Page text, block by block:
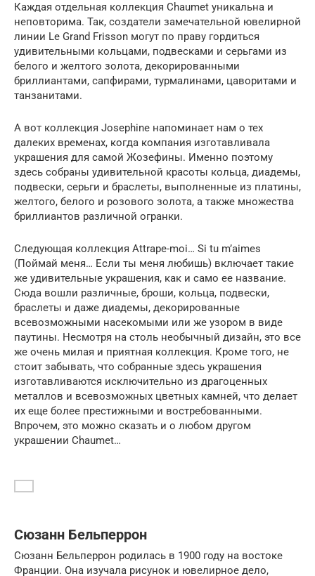
Каждая отдельная коллекция Chaumet уникальна и
неповторима. Так, создатели замечательной ювелирной
линии Le Grand Frisson могут по праву гордиться
удивительными кольцами, подвесками и серьгами из
белого и желтого золота, декорированными
бриллиантами, сапфирами, турмалинами, цаворитами и
танзанитами.
А вот коллекция Josephine напоминает нам о тех
далеких временах, когда компания изготавливала
украшения для самой Жозефины. Именно поэтому
здесь собраны удивительной красоты кольца, диадемы,
подвески, серьги и браслеты, выполненные из платины,
желтого, белого и розового золота, а также множества
бриллиантов различной огранки.
Следующая коллекция Attrape-moi… Si tu m’aimes
(Поймай меня… Если ты меня любишь) включает такие
же удивительные украшения, как и само ее название.
Сюда вошли различные, броши, кольца, подвески,
браслеты и даже диадемы, декорированные
всевозможными насекомыми или же узором в виде
паутины. Несмотря на столь необычный дизайн, это все
же очень милая и приятная коллекция. Кроме того, не
стоит забывать, что собранные здесь украшения
изготавливаются исключительно из драгоценных
металлов и всевозможных цветных камней, что делает
их еще более престижными и востребованными.
Впрочем, это можно сказать и о любом другом
украшении Chaumet…
Сюзанн Бельперрон
Сюзанн Бельперрон родилась в 1900 году на востоке
Франции. Она изучала рисунок и ювелирное дело,